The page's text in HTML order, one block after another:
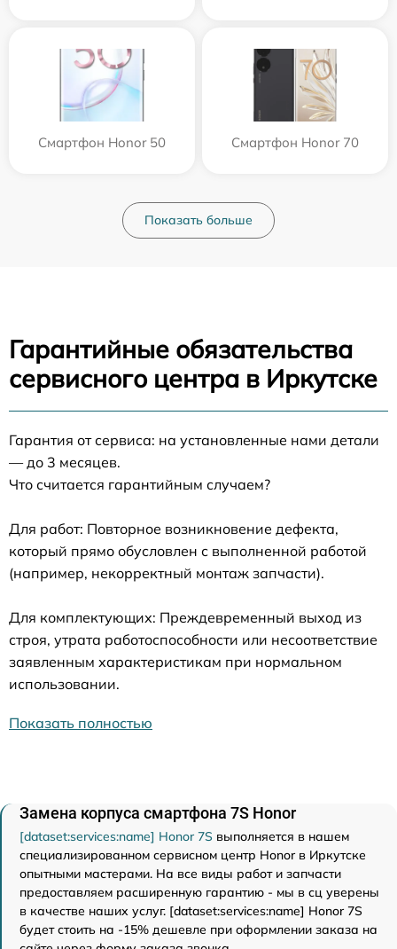
Смартфон Honor 50 Смартфон Honor 70
Показать больше
Гарантийные обязательства
сервисного центра в Иркутске
Гарантия от сервиса: на установленные нами детали
— до 3 месяцев.
Что считается гарантийным случаем?
Для работ: Повторное возникновение дефекта,
который прямо обусловлен с выполненной работой
(например, некорректный монтаж запчасти).
Для комплектующих: Преждевременный выход из
строя, утрата работоспособности или несоответствие
заявленным характеристикам при нормальном
использовании.
Показать полностью
Замена корпуса смартфона 7S Honor
[dataset:services:name] Honor 7S выполняется в нашем
специализированном сервисном центр Honor в Иркутске
опытными мастерами. На все виды работ и запчасти
предоставляем расширенную гарантию - мы в сц уверены
в качестве наших услуг. [dataset:services:name] Honor 7S
будет стоить на -15% дешевле при оформлении заказа на